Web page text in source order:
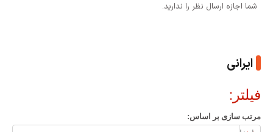
شما اجازه ارسال نظر را ندارید.
ایرانی
فیلتر:
مرتب سازی بر اساس: